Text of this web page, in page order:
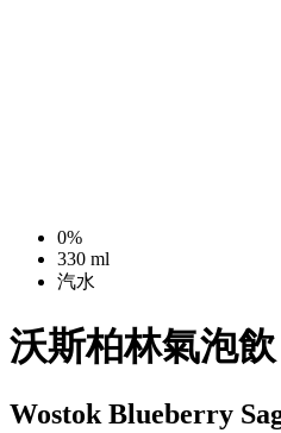
0%
330 ml
汽水
沃斯柏林氣泡
Wostok Blueberry